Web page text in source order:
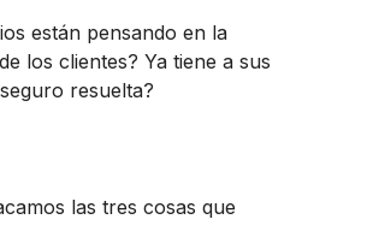
están pensando en la
los clientes? Ya tiene a sus
resuelta?
las tres cosas que